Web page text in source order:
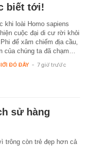
biết tới!
khi loài Homo sapiens
cuộc đại di cư rời khỏi
để xâm chiếm địa cầu,
của chúng ta đã chạm…
ĐÓ ĐÂY - 7 giờ trước
sử hàng
trông còn trẻ đẹp hơn cả